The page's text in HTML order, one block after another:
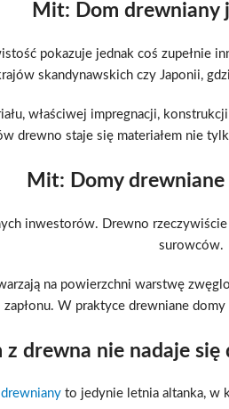
Mit: Dom drewniany
pokazuje jednak coś
skandynawskich czy Japonii,
właściwej impregnacji,
drewno staje się materiałem nie
Mit: Domy drewniane
inwestorów. Drewno
surowców.
na powierzchni warstwę
W praktyce drewniane
z drewna nie nadaje
to jedynie letnia altanka, w